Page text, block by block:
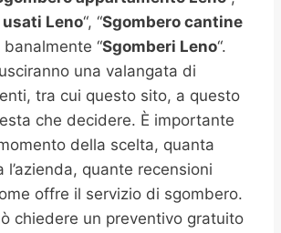
usati Leno“, “Sgombero cantine
banalmente “Sgomberi Leno“.
una valangata di
tra cui questo sito, a questo
che decidere. È importante
della scelta, quanta
l’azienda, quante recensioni
offre il servizio di sgombero.
chiedere un preventivo gratuito